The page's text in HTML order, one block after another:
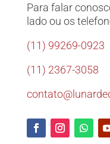
Para falar
lado ou os
(11) 99269-0923
(11) 2367-3058